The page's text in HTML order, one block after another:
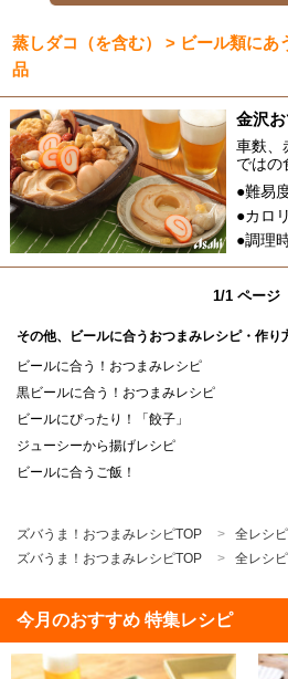
蒸しダコ（を含む） > ビール類に
品
金沢
車麩、
ではの
●難易
●カロ
●調理
1/1 ページ
その他、ビールに合うおつまみレシピ・作り
ビールに合う！おつまみレシピ
黒ビールに合う！おつまみレシピ
ビールにぴったり！「餃子」
ジューシーから揚げレシピ
ビールに合うご飯！
ズバうま！おつまみレシピTOP 全レシ
ズバうま！おつまみレシピTOP
全レシ
今月のおすすめ 特集レシピ